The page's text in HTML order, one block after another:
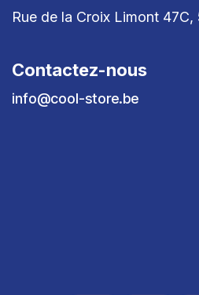
Rue de la Croix Limont
Contactez-nous
info@cool-store.be